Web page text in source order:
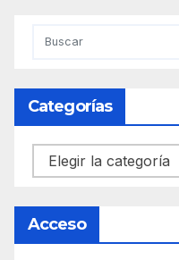
Categorías
Categorías
Acceso